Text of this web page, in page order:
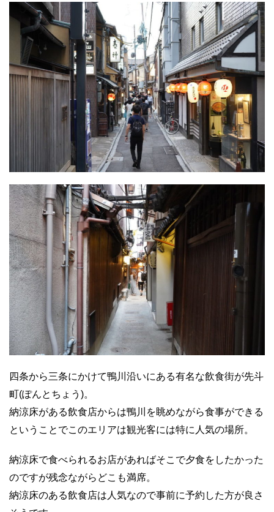
四条から三条にかけて鴨川沿いにある有名な飲食街が先斗
町(ぽんとちょう)。
納涼床がある飲食店からは鴨川を眺めながら食事ができる
ということでこのエリアは観光客には特に人気の場所。
納涼床で食べられるお店があればそこで夕食をしたかった
のですが残念ながらどこも満席。
納涼床のある飲食店は人気なので事前に予約した方が良さ